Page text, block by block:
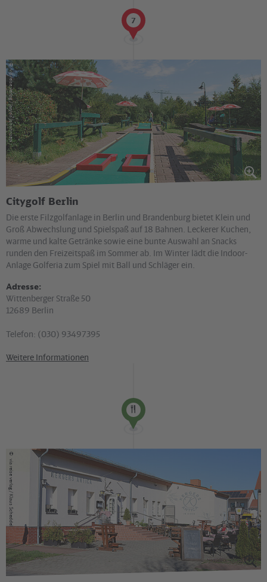
7
©
via reise verlag / Janina Johannsen
Citygolf Berlin
Die erste Filzgolfanlage in Berlin und Brandenburg bietet Klein und
Groß Abwechslung und Spielspaß auf 18 Bahnen. Leckerer Kuchen,
warme und kalte Getränke sowie eine bunte Auswahl an Snacks
runden den Freizeitspaß im Sommer ab. Im Winter lädt die Indoor-
Anlage Golferia zum Spiel mit Ball und Schläger ein.
Adresse:
Wittenberger Straße 50
12689 Berlin
Telefon: (030) 93497395
Weitere Informationen
©
via reise verlag / Klaus Scheddel